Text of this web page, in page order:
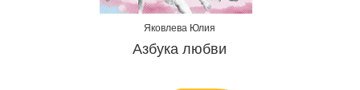
Яковлева Юлия
Азбука любви